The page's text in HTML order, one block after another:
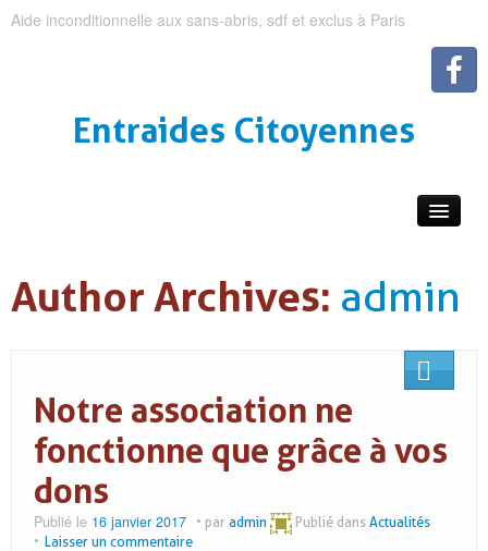
Aide inconditionnelle aux sans-abris, sdf et exclus à Paris
Entraides Citoyennes
Author Archives: admin
Notre association ne
fonctionne que grâce à vos
dons
Publié le 16 janvier 2017 par admin Publié dansActualités
Laisser un commentaire